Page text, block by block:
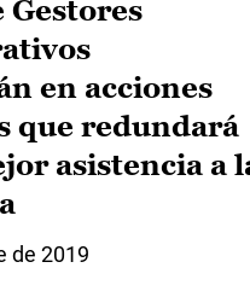
Gestores
en acciones
que redundará
asistencia a
de 2019